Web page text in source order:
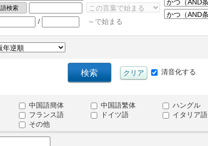
/ ～で始まる
清音化する
中国語簡体 中国語繁体 ハングル
フランス語 ドイツ語 イタリア語
その他